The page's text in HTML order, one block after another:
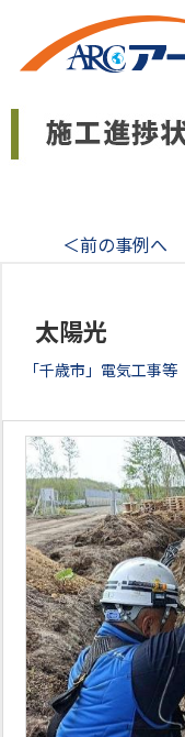
＜前の事例へ
太陽光
「千歳市」電気工事等